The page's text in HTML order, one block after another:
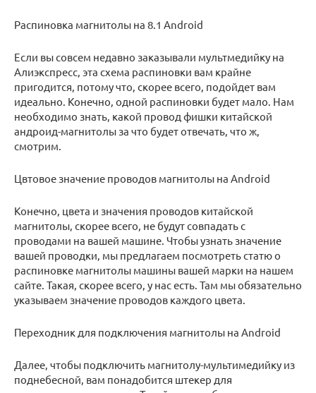
Распиновка магнитолы на 8.1 Android
Если вы совсем недавно заказывали мультмедийку на
Алиэкспресс, эта схема распиновки вам крайне
пригодится, потому что, скорее всего, подойдет вам
идеально. Конечно, одной распиновки будет мало. Нам
необходимо знать, какой провод фишки китайской
андроид-магнитолы за что будет отвечать, что ж,
смотрим.
Цвтовое значение проводов магнитолы на Android
Конечно, цвета и значения проводов китайской
магнитолы, скорее всего, не будут совпадать с
проводами на вашей машине. Чтобы узнать значение
вашей проводки, мы предлагаем посмотреть статю о
распиновке магнитолы машины вашей марки на нашем
сайте. Такая, скорее всего, у нас есть. Там мы обязательно
указываем значение проводов каждого цвета.
Переходник для подключения магнитолы на Android
Далее, чтобы подключить магнитолу-мультимедийку из
поднебесной, вам понадобится штекер для